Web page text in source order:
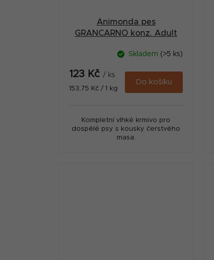
Animonda pes
GRANCARNO konz. Adult
Skladem (>5 ks)
123 Kč / ks
Měrná
153,75 Kč / 1 kg
Do košíku
Kompletní vlhké krmivo pro
dospělé psy s kousky čerstvého
masa.